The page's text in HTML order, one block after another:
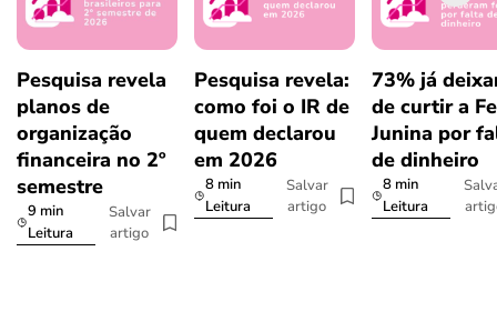
Pesquisa revela
planos de
organização
financeira no 2º
semestre
9 min
Leitura
Salvar
artigo
Pesquisa revela:
como foi o IR de
quem declarou
em 2026
8 min
Leitura
Salvar
artigo
73% já
de curtir a
Junina por
de dinheiro
8 min
Leitura